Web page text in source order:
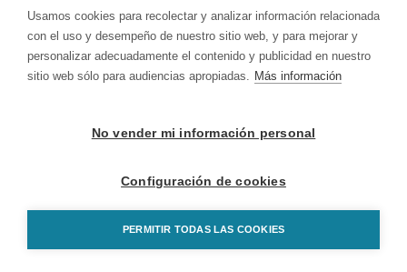
Usamos cookies para recolectar y analizar información relacionada
con el uso y desempeño de nuestro sitio web, y para mejorar y
personalizar adecuadamente el contenido y publicidad en nuestro
sitio web sólo para audiencias apropiadas. Más información
No vender mi información personal
Configuración de cookies
PERMITIR TODAS LAS COOKIES